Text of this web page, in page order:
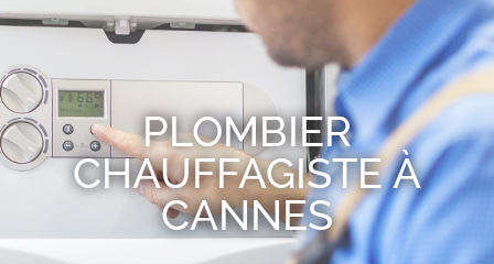
PLOMBIER
CHAUFFAGISTE À
CANNES